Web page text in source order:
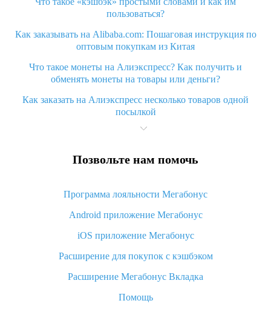
пользоваться?
Как заказывать на Alibaba.com: Пошаговая инструкция по
оптовым покупкам из Китая
Что такое монеты на Алиэкспресс? Как получить и
обменять монеты на товары или деньги?
Как заказать на Алиэкспресс несколько товаров одной
посылкой
Что значит статус «Заказ закрыт» на Алиэкспресс и что
Что делать, если Алиэкспресс просит ввести паспортные
Как узнать, куда пришла посылка с Алиэкспресс
Вы отменили заказ на Алиэкспресс, когда вернут деньги?
Что такое баллы на Алиэкспресс, как их получить и
«AliExpress Standard Shipping»: что это за метод доставки и
как его отслеживать
Как покупать оптом на Алиэкспресс
Позвольте нам помочь
Программа лояльности Мегабонус
Android приложение Мегабонус
iOS приложение Мегабонус
Расширение для покупок с кэшбэком
Расширение Мегабонус Вкладка
Помощь